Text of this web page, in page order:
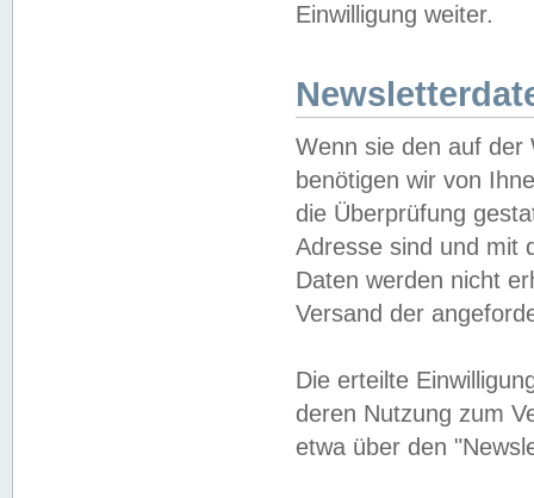
Einwilligung weiter.
Wenn sie den auf der
benötigen wir von
die Überprüfung
Adresse sind und mit
Daten werden nicht
Versand der
Die erteilte
deren Nutzung zum
etwa über den